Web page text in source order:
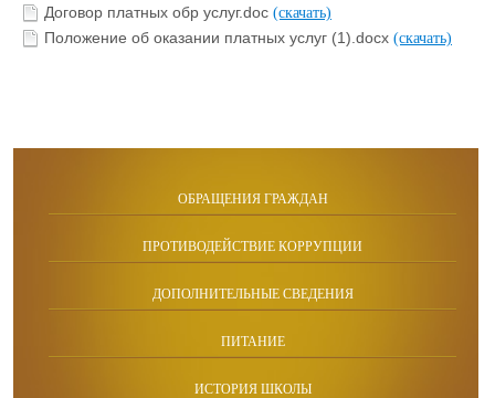
Договор платных обр услуг.doc (скачать)
Положение об оказании платных услуг (1).docx (скачать)
ОБРАЩЕНИЯ ГРАЖДАН
ПРОТИВОДЕЙСТВИЕ КОРРУПЦИИ
ДОПОЛНИТЕЛЬНЫЕ СВЕДЕНИЯ
ПИТАНИЕ
ИСТОРИЯ ШКОЛЫ